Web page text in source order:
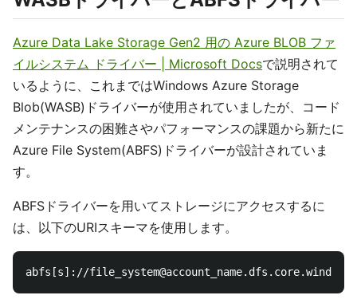
Azure Data Lake Storage Gen2 用の Azure BLOB ファ
イルシステム ドライバー | Microsoft Docsで説明されて
いるように、これまではWindows Azure Storage
Blob(WASB)ドライバーが使用されていましたが、コード
メンテナンスの困難さやパフォーマンスの課題から新たに
Azure File System(ABFS)ドライバーが設計されていま
す。
ABFSドライバーを用いてストレージにアクセスするに
は、以下のURIスキーマを使用します。